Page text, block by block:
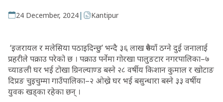
24 December, 2024| Kantipur
‘इजरायल र मलेसिया पठाइदिन्छु’ भन्दै ३६ लाख रुपैयाँ ठग्ने दुई जनालाई
प्रहरीले पक्राउ परेको छ । पक्राउ पर्नेमा गोरखा पालुङटार नगरपालिका–७
च्याङली घर भई टोखा ग्रिनल्याण्ड बस्ने २८ वर्षीय किशान कुमाल र खोटाङ
दिप्रङ चुइचुम्मा गाउँपालिका–२ ओख्रे घर भई बसुन्धारा बस्ने ३३ वर्षीय
युवक खड्का रहेका छन् ।